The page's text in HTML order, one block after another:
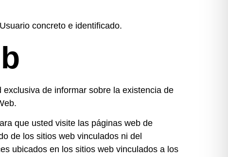
concreto e identificado.
de informar sobre la existencia de
que usted visite las páginas web de
de los sitios web vinculados ni del
ubicados en los sitios web vinculados a los